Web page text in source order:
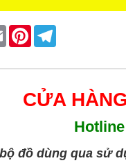
Email Pinterest
CỬA
đồ dùng qua sử